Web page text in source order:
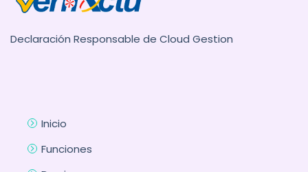
Declaración Responsable de Cloud Gestion
Inicio
Funciones